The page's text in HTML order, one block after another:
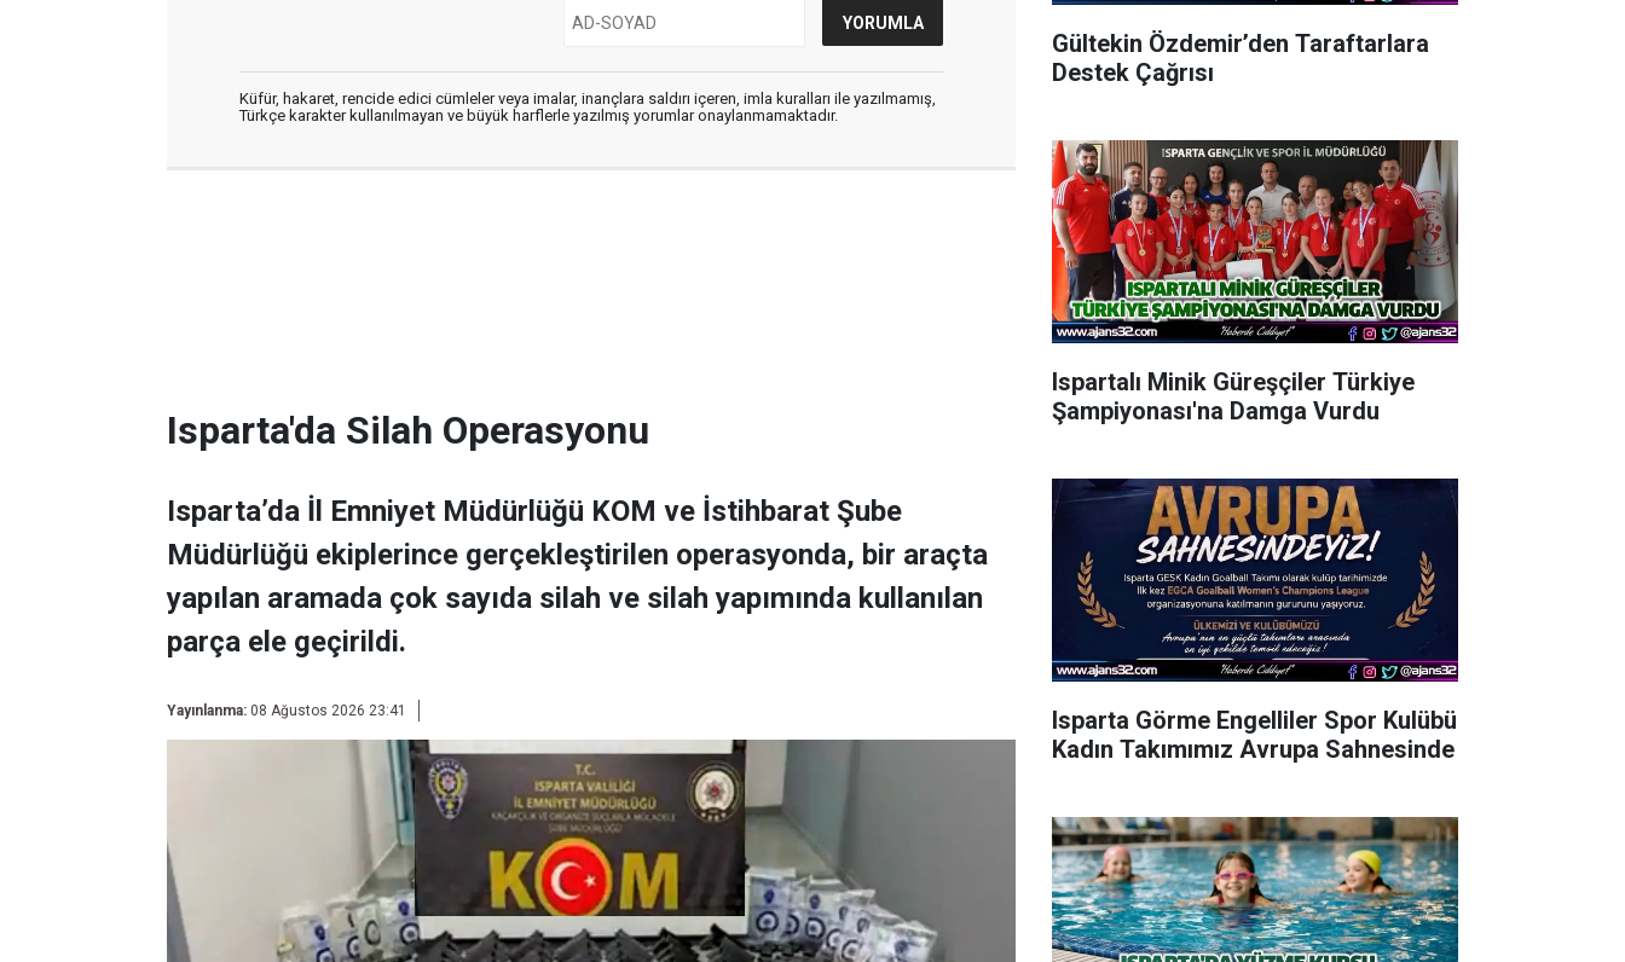
Küfür, hakaret, rencide edici cümleler veya imalar, inançlara saldırı içeren, imla kuralları ile yazılmamış,
Türkçe karakter kullanılmayan ve büyük harflerle yazılmış yorumlar onaylanmamaktadır.
Isparta'da Silah Operasyonu
Isparta’da İl Emniyet Müdürlüğü KOM ve İstihbarat Şube
Müdürlüğü ekiplerince gerçekleştirilen operasyonda, bir araçta
yapılan aramada çok sayıda silah ve silah yapımında kullanılan
parça ele geçirildi.
Yayınlanma: 08 Ağustos 2026 23:41
Gültekin Özdemir’den Taraftarlara
Destek Çağrısı
Ispartalı Minik Güreşçiler Türkiye
Şampiyonası'na Damga Vurdu
Isparta Görme Engelliler Spor Kulübü
Kadın Takımımız Avrupa Sahnesinde